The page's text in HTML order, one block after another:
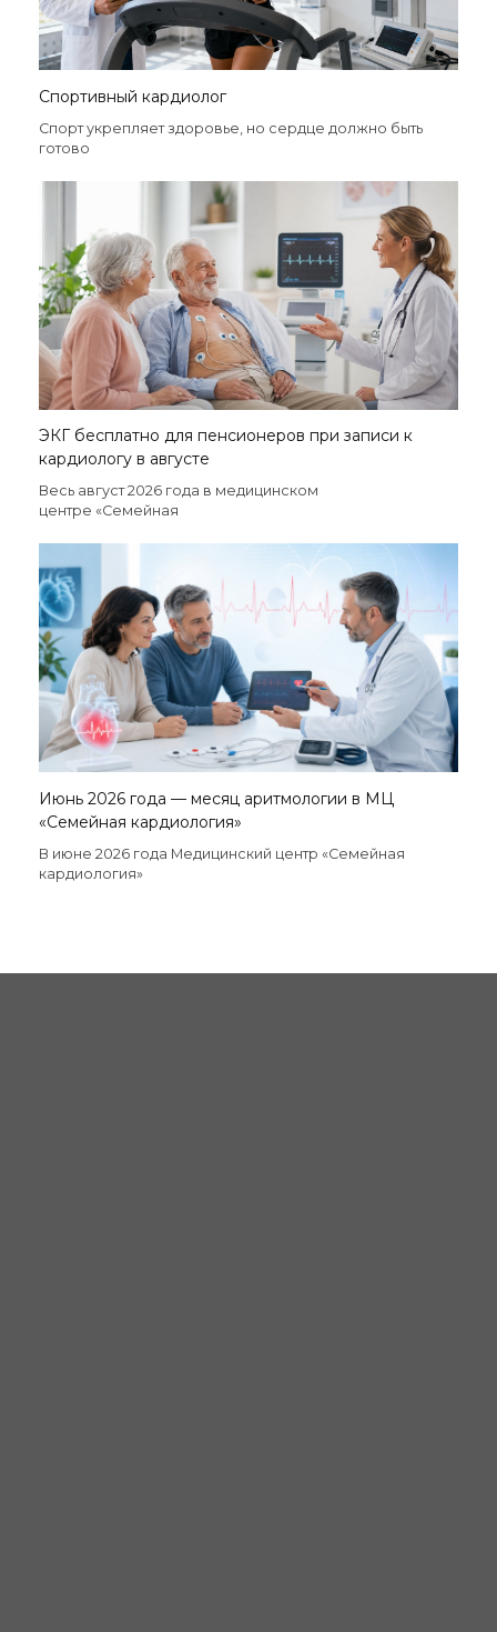
Спортивный кардиолог
Спорт укрепляет здоровье, но сердце должно быть
готово
ЭКГ бесплатно для пенсионеров при записи к
кардиологу в августе
Весь август 2026 года в медицинском
центре «Семейная
Июнь 2026 года — месяц аритмологии в МЦ
«Семейная кардиология»
В июне 2026 года Медицинский центр «Семейная
кардиология»